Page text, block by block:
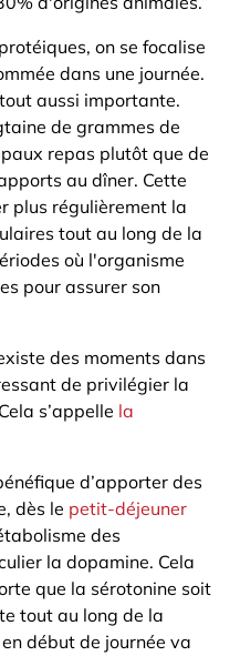
on se focalise
dans une journée.
aussi importante.
de grammes de
repas plutôt que de
au dîner. Cette
plus régulièrement la
tout au long de la
où l'organisme
pour assurer son
des moments dans
de privilégier la
s’appelle la
d’apporter des
dès le petit-déjeuner
des
la dopamine. Cela
que la sérotonine soit
tout au long de la
début de journée va